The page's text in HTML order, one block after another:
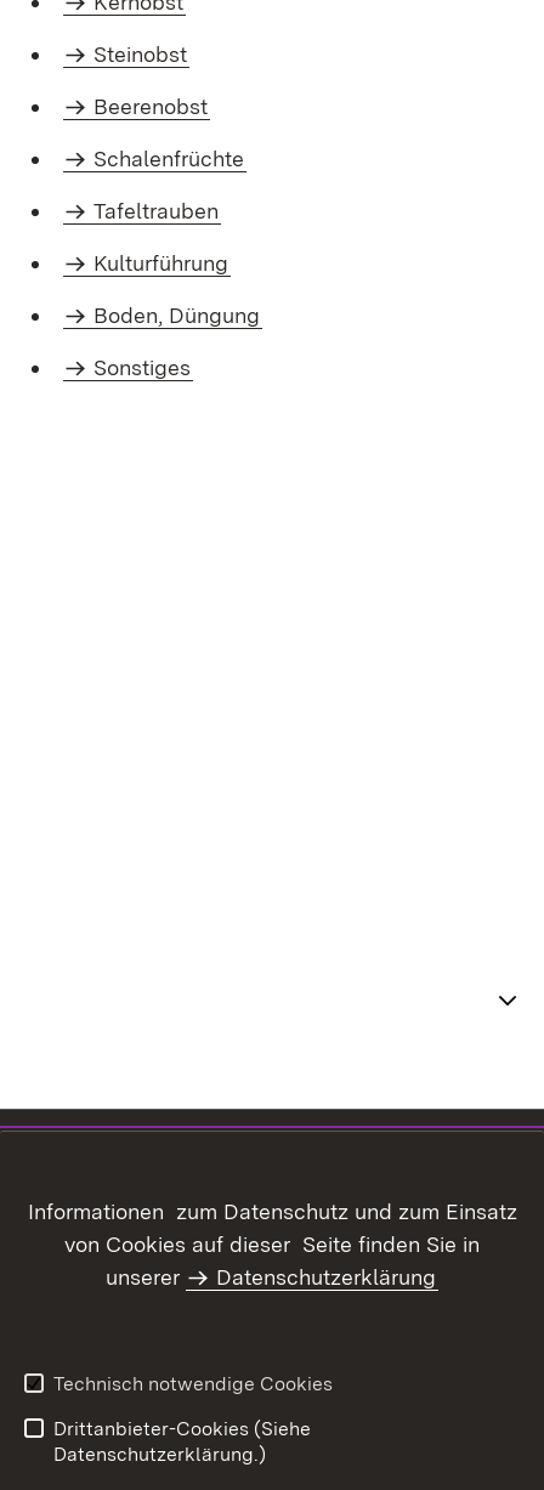
Steinobst
Beerenobst
Schalenfrüchte
Tafeltrauben
Kulturführung
Boden, Düngung
Sonstiges
Barrierefreiheit
Benutzungshinweise
Informationssicherheit
Informationen zum Datenschutz und zum Einsatz
von Cookies auf dieser Seite finden Sie in
unserer
Datenschutzerklärung
Technisch notwendige Cookies
Drittanbieter-Cookies (Siehe
Datenschutzerklärung.)